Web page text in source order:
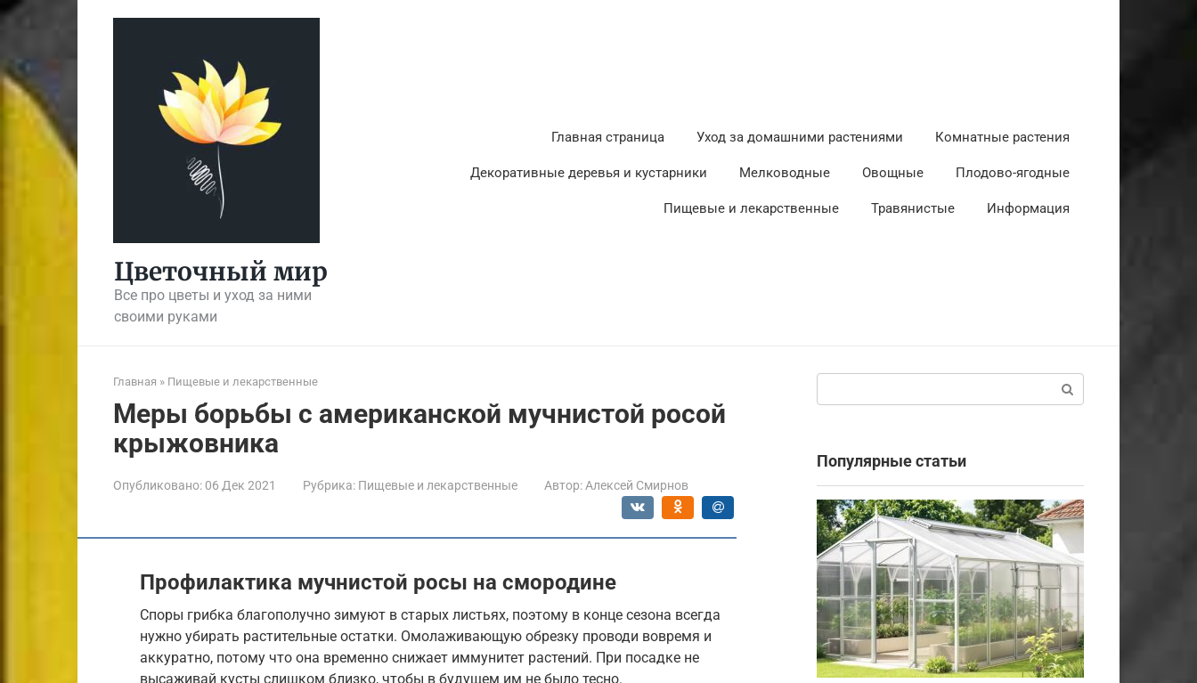
Перейти
Цветочный мир
Все про цветы и уход за ними
своими руками
Главная страница Уход за домашними растениями Комнатные растения
Декоративные деревья и кустарники Мелководные Овощные Плодово-ягодные
Пищевые и лекарственные Травянистые Информация
Главная » Пищевые и лекарственные
Меры борьбы с американской мучнистой росой
крыжовника
Опубликовано: 06 Дек 2021 Рубрика: Пищевые и лекарственные Автор: Алексей Смирнов
Профилактика мучнистой росы на смородине
Споры грибка благополучно зимуют в старых листьях, поэтому в конце сезона всегда
нужно убирать растительные остатки. Омолаживающую обрезку проводи вовремя и
аккуратно, потому что она временно снижает иммунитет растений. При посадке не
высаживай кусты слишком близко, чтобы в будущем им не было тесно.
Популярные статьи